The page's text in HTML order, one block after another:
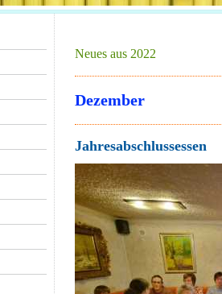
Neues aus 2022
Dezember
Jahresabschlussessen